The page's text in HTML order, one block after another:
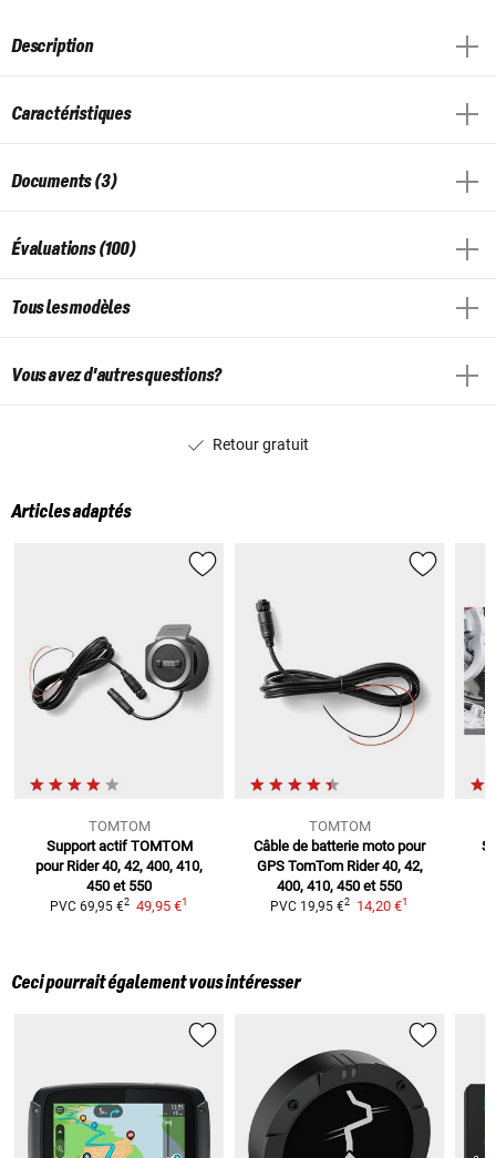
Description
Caractéristiques
Documents (3)
Évaluations (100)
Tous les modèles
Vous avez d'autres questions?
Retour gratuit
Articles adaptés
TOMTOM
Support actif TOMTOM
pour Rider 40, 42, 400, 410,
450 et 550
PVC 69,95 €2 49,95 €1
TOMTOM
Câble de batterie moto pour
GPS TomTom Rider 40, 42,
400, 410, 450 et 550
PVC 19,95 €2 14,20 €1
Ceci pourrait également vous intéresser